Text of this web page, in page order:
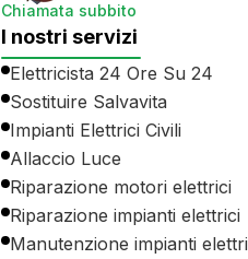
Chiamata subbito
I nostri servizi
Elettricista 24 Ore Su 24
Sostituire Salvavita
Impianti Elettrici Civili
Allaccio Luce
Riparazione motori elettrici
Riparazione impianti elettrici
Manutenzione impianti